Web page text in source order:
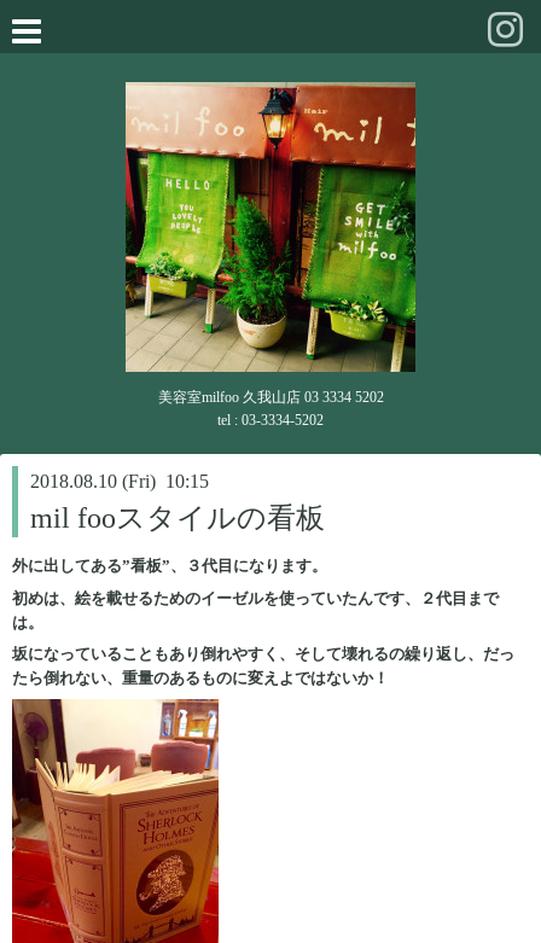
美容室milfoo 久我山店 03 3334 5202
tel : 03-3334-5202
2018.08.10 (Fri) 10:15
mil fooスタイルの看板
外に出してある”看板”、３代目になります。
初めは、絵を載せるためのイーゼルを使っていたんです、２代目まで
は。
坂になっていることもあり倒れやすく、そして壊れるの繰り返し、だっ
たら倒れない、重量のあるものに変えよではないか！